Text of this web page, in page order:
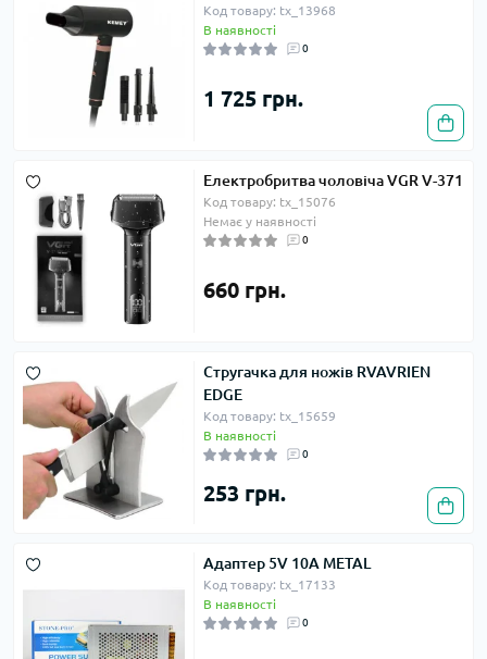
Код товару: tx_13968
В наявності
0
1 725 грн.
Електробритва чоловіча VGR V-371
Код товару: tx_15076
Немає у наявності
0
660 грн.
Стругачка для ножів RVAVRIEN
EDGE
Код товару: tx_15659
В наявності
0
253 грн.
Адаптер 5V 10A METAL
Код товару: tx_17133
В наявності
0